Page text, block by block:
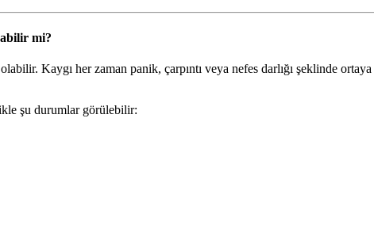
mi?
Kaygı her zaman panik, çarpıntı veya nefes darlığı şeklinde
şu durumlar görülebilir: